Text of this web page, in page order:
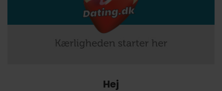
Hej